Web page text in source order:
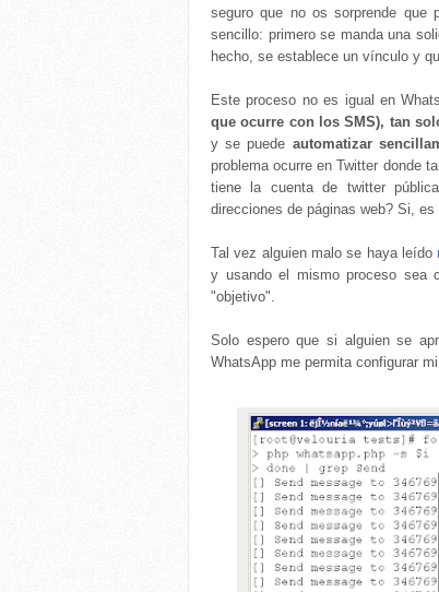
seguro que no os sorprende que
sencillo: primero se manda una
hecho, se establece un vínculo y
Este proceso no es igual en
que ocurre con los SMS), tan
y se puede automatizar
problema ocurre en Twitter donde
tiene la cuenta de twitter
direcciones de páginas web? Si,
Tal vez alguien malo se haya leído
y usando el mismo proceso sea
"objetivo".
Solo espero que si alguien se
WhatsApp me permita configurar